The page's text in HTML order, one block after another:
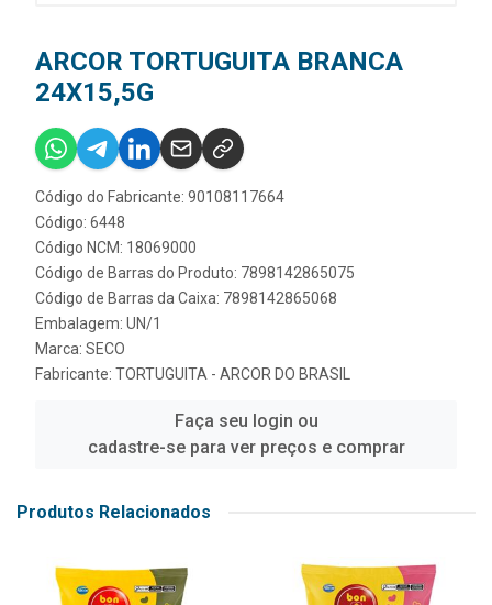
ARCOR TORTUGUITA BRANCA
24X15,5G
Código do Fabricante: 90108117664
Código: 6448
Código NCM: 18069000
Código de Barras do Produto: 7898142865075
Código de Barras da Caixa: 7898142865068
Embalagem: UN/1
Marca: SECO
Fabricante: TORTUGUITA - ARCOR DO BRASIL
Faça seu login ou
cadastre-se para ver preços e comprar
Produtos Relacionados